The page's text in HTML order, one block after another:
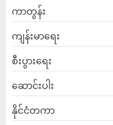
ကာတွန်း
ကျန်းမာရေး
စီးပွားရေး
ဆောင်းပါး
နိုင်ငံတကာ